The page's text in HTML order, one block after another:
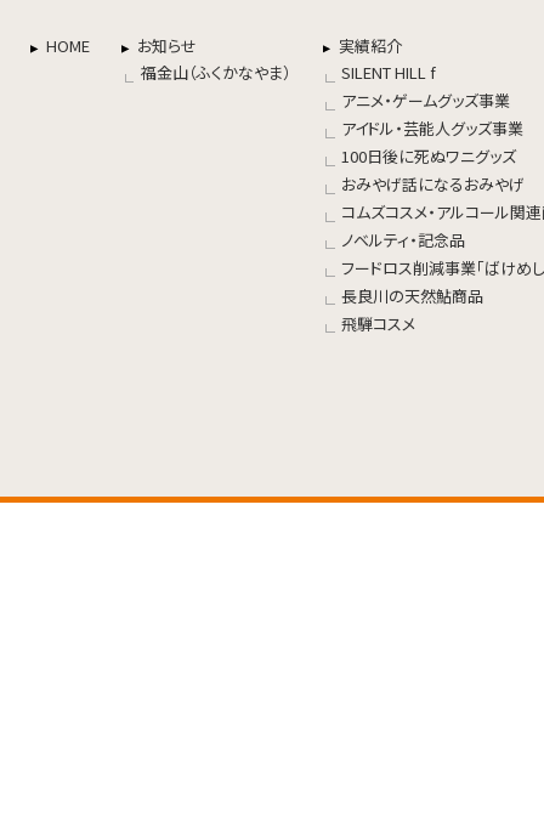
HOME
お知らせ
福金山（ふくかなやま）
実績紹介
SILENT HILL f
アニメ・ゲームグッズ事業
アイドル・芸能人グッズ事業
100日後に死ぬワニグッズ
おみやげ話になるおみやげ
コムズコスメ・アルコール関
ノベルティ・記念品
フードロス削減事業「ばけめし
長良川の天然鮎商品
飛騨コスメ